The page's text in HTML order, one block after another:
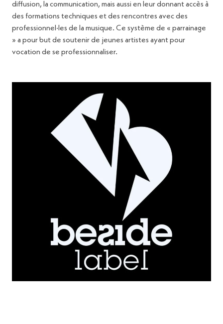
diffusion, la communication, mais aussi en leur donnant accès à
des formations techniques et des rencontres avec des
professionnel·les de la musique. Ce système de « parrainage
» a pour but de soutenir de jeunes artistes ayant pour
vocation de se professionnaliser.